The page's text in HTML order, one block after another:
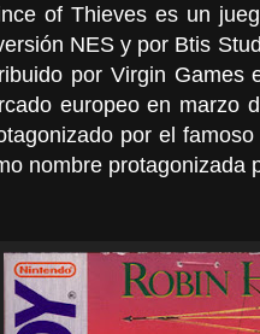
of Thieves es un
NES y por Btis
por Virgin Games
europeo en marzo
por el
nombre protagonizada